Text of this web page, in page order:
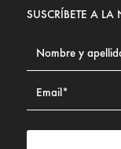
SUSCRÍBETE A LA